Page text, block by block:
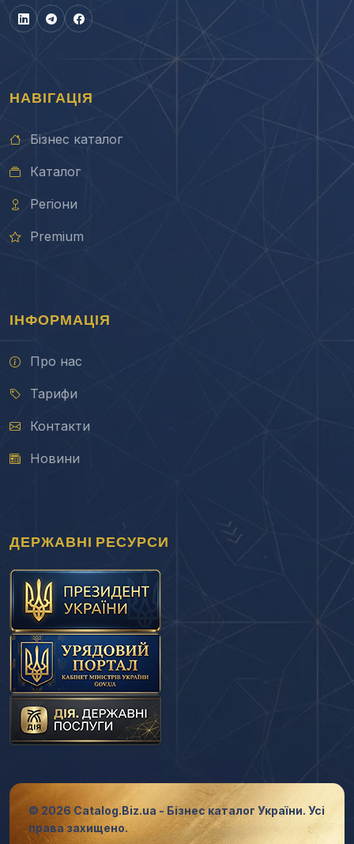
НАВІГАЦІЯ
Бізнес каталог
Каталог
Регіони
Premium
ІНФОРМАЦІЯ
Про нас
Тарифи
Контакти
Новини
ДЕРЖАВНІ РЕСУРСИ
© 2026 Catalog.Biz.ua - Бізнес каталог України. Усі
права захищено.